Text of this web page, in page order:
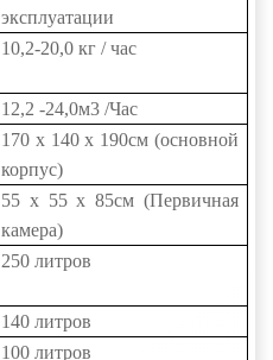
эксплуатации
10,2-20,0 кг / час
12,2 -24,0м3 /Час
170 х 140 х 190см (основной
корпус)
55 х 55 х 85см (Первичная
камера)
250 литров
140 литров
100 литров